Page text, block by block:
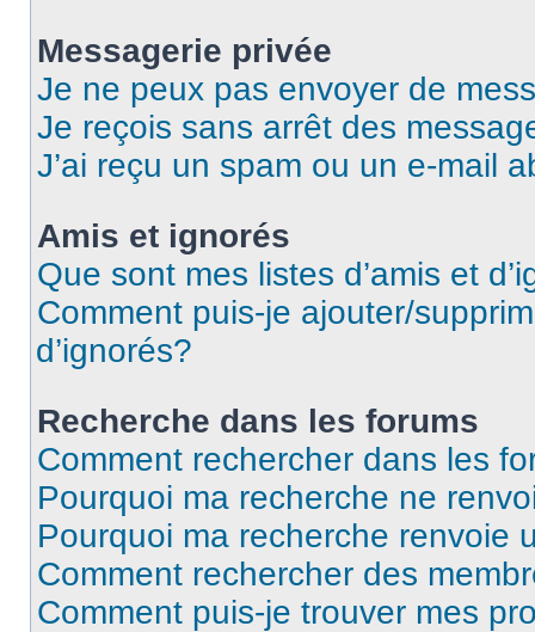
Messagerie privée
Je ne peux pas envoyer de
Je reçois sans arrêt des
J’ai reçu un spam ou un e-mail
Amis et ignorés
Que sont mes listes d’amis et
Comment puis-je ajouter/
d’ignorés?
Recherche dans les forums
Comment rechercher dans les
Pourquoi ma recherche ne
Pourquoi ma recherche renvoie
Comment rechercher des
Comment puis-je trouver mes